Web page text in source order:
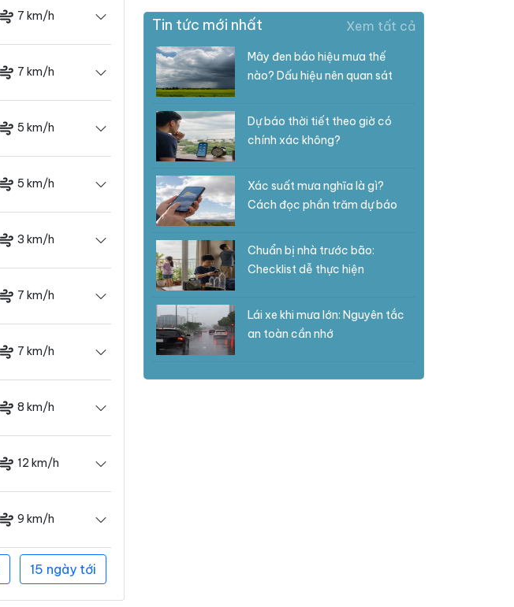
7 km/h
7 km/h
5 km/h
5 km/h
3 km/h
7 km/h
7 km/h
8 km/h
12 km/h
9 km/h
15 ngày tới
Tin tức mới nhất Xem tất cả
Mây đen báo hiệu mưa thế
nào? Dấu hiệu nên quan sát
Dự báo thời tiết theo giờ có
chính xác không?
Xác suất mưa nghĩa là gì?
Cách đọc phần trăm dự báo
Chuẩn bị nhà trước bão:
Checklist dễ thực hiện
Lái xe khi mưa lớn: Nguyên tắc
an toàn cần nhớ